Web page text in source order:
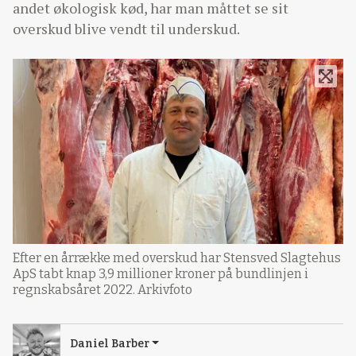
andet økologisk kød, har man måttet se sit
overskud blive vendt til underskud.
Efter en årrække med overskud har Stensved Slagtehus
ApS tabt knap 3,9 millioner kroner på bundlinjen i
regnskabsåret 2022. Arkivfoto
Daniel Barber